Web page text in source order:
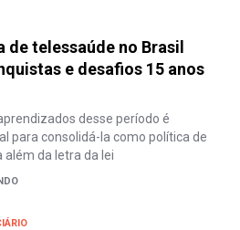
de telessaúde no Brasil
e desafios 15 anos
desse período é
para consolidá-la como política de
além da letra da lei